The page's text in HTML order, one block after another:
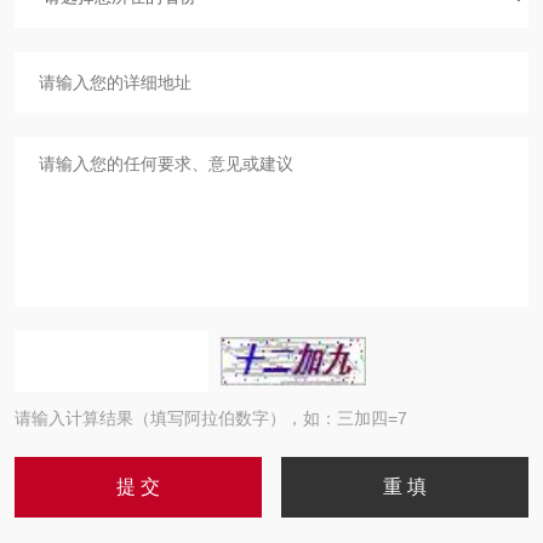
请输入计算结果（填写阿拉伯数字），如：三加四=7